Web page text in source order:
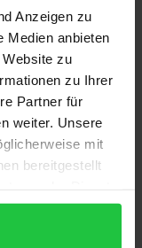
Anzeigen zu
Medien anbieten
zu
zu Ihrer
Partner für
weiter. Unsere
mit
bereitgestellt
einseitig
eines
dessen
ist.
von ihrem
auch